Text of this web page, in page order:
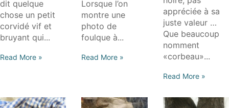
dit quelque
chose un petit
corvidé vif et
bruyant qui...
Read More »
Lorsque l’on
montre une
photo de
foulque à...
Read More »
appréciée à sa
juste valeur …
Que beaucoup
nomment
«corbeau»...
Read More »